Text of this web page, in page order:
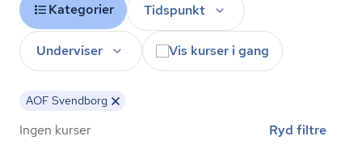
Kategorier Tidspunkt
Underviser Vis kurser i gang
AOF Svendborg
Ingen kurser Ryd filtre